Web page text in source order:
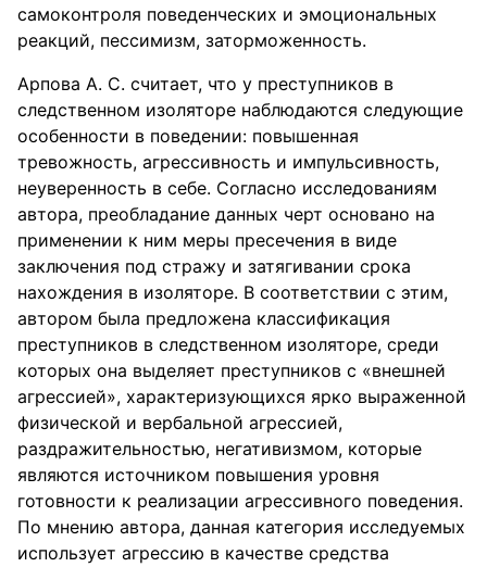
самоконтроля поведенческих и эмоциональных
реакций, пессимизм, заторможенность.
Арпова А. С. считает, что у преступников в
следственном изоляторе наблюдаются следующие
особенности в поведении: повышенная
тревожность, агрессивность и импульсивность,
неуверенность в себе. Согласно исследованиям
автора, преобладание данных черт основано на
применении к ним меры пресечения в виде
заключения под стражу и затягивании срока
нахождения в изоляторе. В соответствии с этим,
автором была предложена классификация
преступников в следственном изоляторе, среди
которых она выделяет преступников с «внешней
агрессией», характеризующихся ярко выраженной
физической и вербальной агрессией,
раздражительностью, негативизмом, которые
являются источником повышения уровня
готовности к реализации агрессивного поведения.
По мнению автора, данная категория исследуемых
использует агрессию в качестве средства